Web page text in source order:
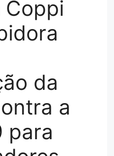
Coppi
da
a
para